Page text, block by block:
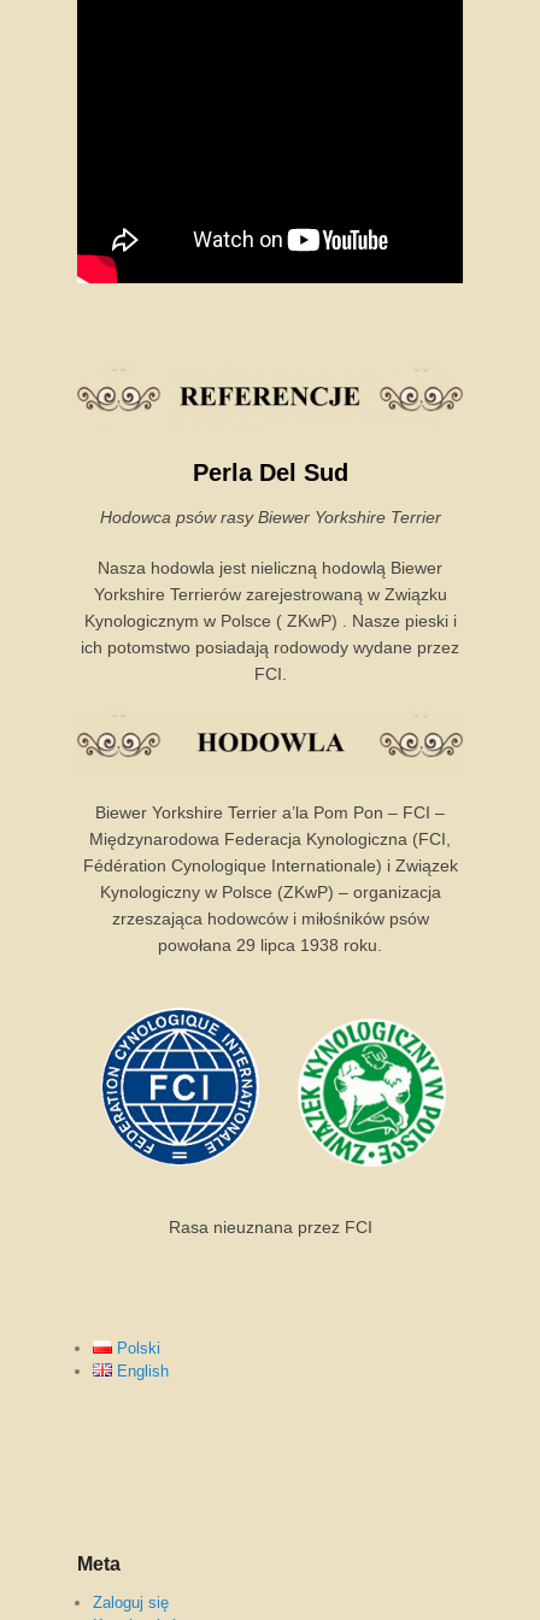
Perla Del Sud
Hodowca psów rasy Biewer Yorkshire Terrier
Nasza hodowla jest nieliczną hodowlą Biewer
Yorkshire Terrierów zarejestrowaną w Związku
Kynologicznym w Polsce ( ZKwP) . Nasze pieski i
ich potomstwo posiadają rodowody wydane przez
FCI.
Biewer Yorkshire Terrier a’la Pom Pon – FCI –
Międzynarodowa Federacja Kynologiczna (FCI,
Fédération Cynologique Internationale) i Związek
Kynologiczny w Polsce (ZKwP) – organizacja
zrzeszająca hodowców i miłośników psów
powołana 29 lipca 1938 roku.
Rasa nieuznana przez FCI
Polski
English
Meta
Zaloguj się